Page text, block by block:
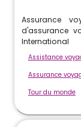
Assurance
d'assurance
International
Assistance
Assurance
Tour du monde